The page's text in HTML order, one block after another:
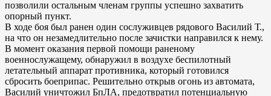
позволили остальным членам группы успешно захватить
опорный пункт.
В ходе боя был ранен один сослуживцев рядового Василий Т.,
на что он незамедлительно после зачистки направился к нему.
В момент оказания первой помощи раненому
военнослужащему, обнаружил в воздухе беспилотный
летательный аппарат противника, который готовился
сбросить боеприпас. Решительно открыв огонь из автомата,
Василий уничтожил БпЛА, предотвратил потенциальную